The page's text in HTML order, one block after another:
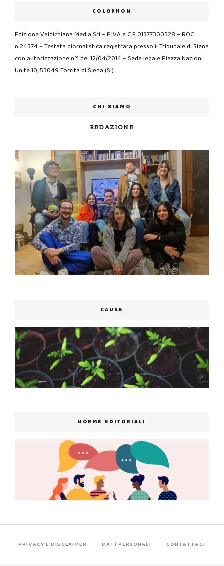
COLOPHON
Edizione Valdichiana Media Srl – P.IVA e C.F. 01377300528 – ROC
n.24374 – Testata giornalistica registrata presso il Tribunale di Siena
con autorizzazione n°1 del 12/04/2014 – Sede legale Piazza Nazioni
Unite 10, 53049 Torrita di Siena (SI)
CHI SIAMO
REDAZIONE
CAUSE
NORME EDITORIALI
PRIVACY E DISCLAIMER DATI PERSONALI CONTATTACI